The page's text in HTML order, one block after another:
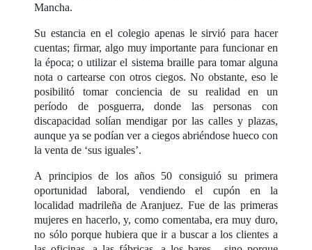
Mancha.
Su estancia en el colegio apenas le sirvió para hacer
cuentas; firmar, algo muy importante para funcionar en
la época; o utilizar el sistema braille para tomar alguna
nota o cartearse con otros ciegos. No obstante, eso le
posibilitó tomar conciencia de su realidad en un
período de posguerra, donde las personas con
discapacidad solían mendigar por las calles y plazas,
aunque ya se podían ver a ciegos abriéndose hueco con
la venta de ‘sus iguales’.
A principios de los años 50 consiguió su primera
oportunidad laboral, vendiendo el cupón en la
localidad madrileña de Aranjuez. Fue de las primeras
mujeres en hacerlo, y, como comentaba, era muy duro,
no sólo porque hubiera que ir a buscar a los clientes a